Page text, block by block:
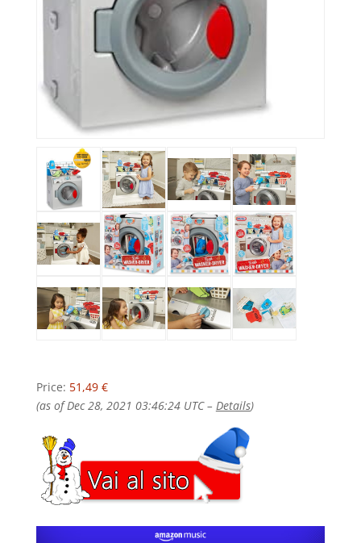
Price: 51,49 €
(as of Dec 28, 2021 03:46:24 UTC – Details)